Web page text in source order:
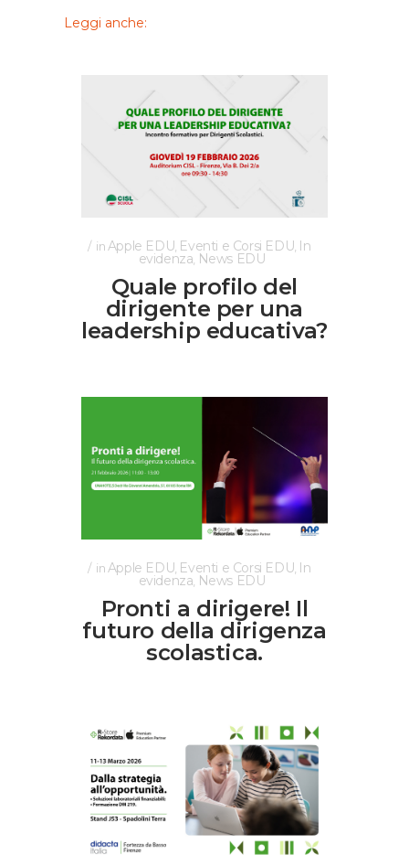
Leggi anche:
inApple EDU Eventi e Corsi EDU In
evidenza News EDU
Quale profilo del
dirigente per una
leadership educativa?
inApple EDU Eventi e Corsi EDU In
evidenza News EDU
Pronti a dirigere! Il
futuro della dirigenza
scolastica.